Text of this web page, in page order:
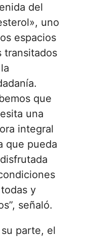
del
uno
espacios
transitados
que
una
integral
que pueda
y
señaló.
parte, el